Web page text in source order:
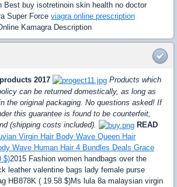
Best buy isotretinoin skin health no doctor
Super Force viagra online prescription
Kamagra Description
2017
Products which
can be returned domestically, as long as
the original packaging. No questions asked! If
this guarantee is found to be counterfeit,
(shipping costs included).
READ
Virgin Hair Body Wave Queen Hair
Wave Human Hair 4 Bundles Deals Grace
$)2015 Fashion women handbags over the
leather valentine bags lady female purse
HB878K ( 19.58 $)Ms lula 8a malaysian virgin